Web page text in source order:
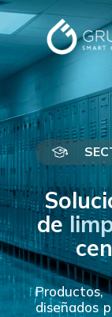
de
diseñados